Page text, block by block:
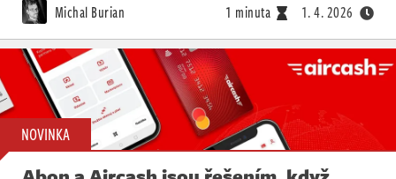
Michal Burian 1 minuta 1. 4. 2026
NOVINKA